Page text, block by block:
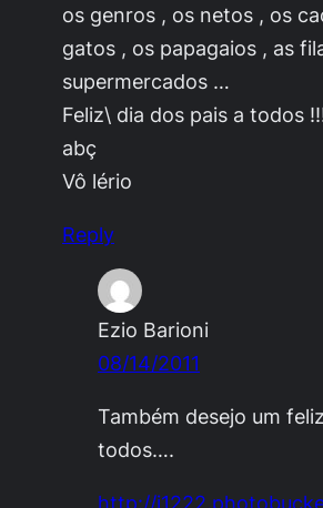
os genros , os netos , os
gatos , os papagaios , as
supermercados …
Feliz\ dia dos pais a todos
abç
Vô lério
Reply
Ezio Barioni
08/14/2011
Também desejo um
todos….
http://